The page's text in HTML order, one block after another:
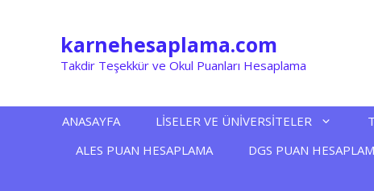
karnehesaplama.com
Takdir Teşekkür ve Okul Puanları Hesaplama
ANASAYFA LİSELER VE ÜNİVERSİTELER
ALES PUAN HESAPLAMA
DGS PUAN